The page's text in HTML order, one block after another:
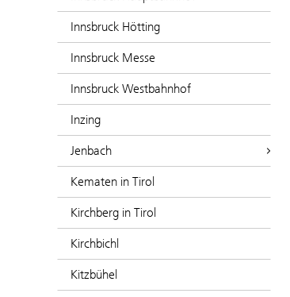
Innsbruck Hötting
Innsbruck Messe
Innsbruck Westbahnhof
Inzing
Jenbach
Kematen in Tirol
Kirchberg in Tirol
Kirchbichl
Kitzbühel